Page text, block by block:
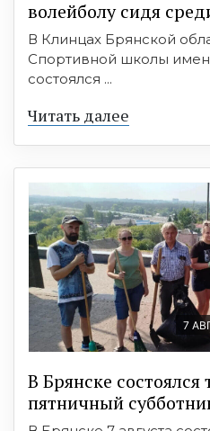
волейболу сидя
В Клинцах Брянской
Спортивной школы
состоялся ...
Читать далее
7
В Брянске
пятничный